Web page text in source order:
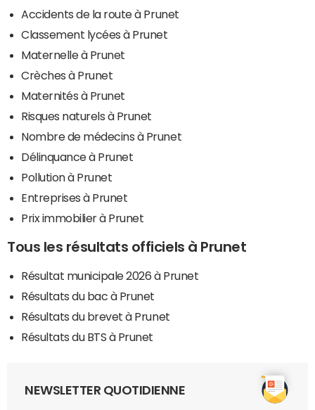
Accidents de la route à Prunet
Classement lycées à Prunet
Maternelle à Prunet
Crèches à Prunet
Maternités à Prunet
Risques naturels à Prunet
Nombre de médecins à Prunet
Délinquance à Prunet
Pollution à Prunet
Entreprises à Prunet
Prix immobilier à Prunet
Tous les résultats officiels à Prunet
Résultat municipale 2026 à Prunet
Résultats du bac à Prunet
Résultats du brevet à Prunet
Résultats du BTS à Prunet
NEWSLETTER QUOTIDIENNE